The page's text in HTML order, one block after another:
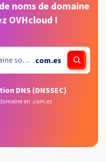
noms de domaine
OVHcloud !
.com.es
DNS (DNSSEC)
en .com.es